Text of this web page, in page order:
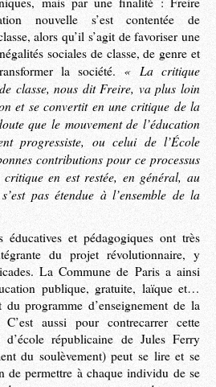
nouvelle s’est contentée de
alors qu’il s’agit de favoriser une
sociales de classe, de genre et
la société.« La critique
classe, nous dit Freire, va plus loin
et se convertit en une critique de la
que le mouvement de l’éducation
progressiste, ou celui de l’École
contributions pour ce processus
en est restée, en général, au
pas étendue à l’ensemble de la
éducatives et pédagogiques ont très
du projet révolutionnaire, y
La Commune de Paris a ainsi
publique, gratuite, laïque et…
programme d’enseignement de la
C’est aussi pour contrecarrer cette
républicaine de Jules Ferry
du soulèvement) peut se lire et se
de permettre à chaque individu de se